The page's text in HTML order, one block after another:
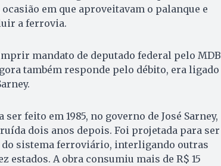
em que aproveitavam o palanque e
a ferrovia.
mandato de deputado federal pelo MDB
também responde pelo débito, era ligado
feito em 1985, no governo de José Sarney,
dois anos depois. Foi projetada para ser
do sistema ferroviário, interligando outras
estados. A obra consumiu mais de R$ 15